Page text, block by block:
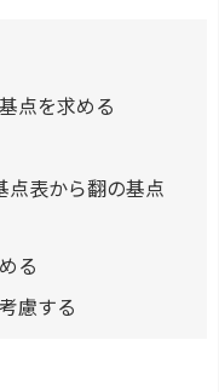
点を求める
点表から翻の基点
る
慮する